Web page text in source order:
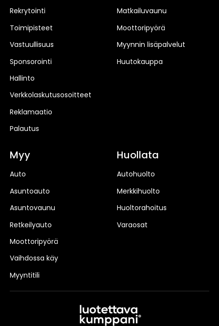
Rekrytointi
Toimipisteet
Vastuullisuus
Sponsorointi
Hallinto
Verkkolaskutusosoitteet
Reklamaatio
Palautus
Matkailuvaunu
Moottoripyörä
Myynnin lisäpalvelut
Huutokauppa
Myy
Auto
Asuntoauto
Asuntovaunu
Retkeilyauto
Moottoripyörä
Vaihdossa käy
Myyntitili
Huollata
Autohuolto
Merkkihuolto
Huoltorahoitus
Varaosat